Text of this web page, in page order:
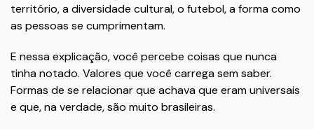
território, a diversidade cultural, o futebol, a forma como
as pessoas se cumprimentam.
E nessa explicação, você percebe coisas que nunca
tinha notado. Valores que você carrega sem saber.
Formas de se relacionar que achava que eram universais
e que, na verdade, são muito brasileiras.